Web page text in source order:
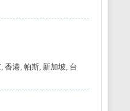
香港, 帕斯, 新加坡, 台